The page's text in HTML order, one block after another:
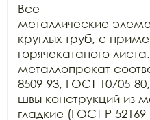
Все
металлические
круглых труб, с
горячекатаного
металлопрокат
8509-93, ГОСТ 10705-
швы конструкций из
гладкие (ГОСТ Р